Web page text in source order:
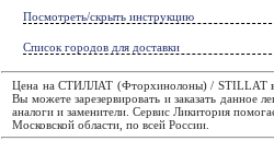
Посмотреть/скрыть инструкцию
Список городов для доставки
Цена на СТИЛЛАТ (Фторхинолоны) / STILLAT в
Вы можете зарезервировать и заказать данное
аналоги и заменители. Сервис Ликитория
Московской области, по всей России.